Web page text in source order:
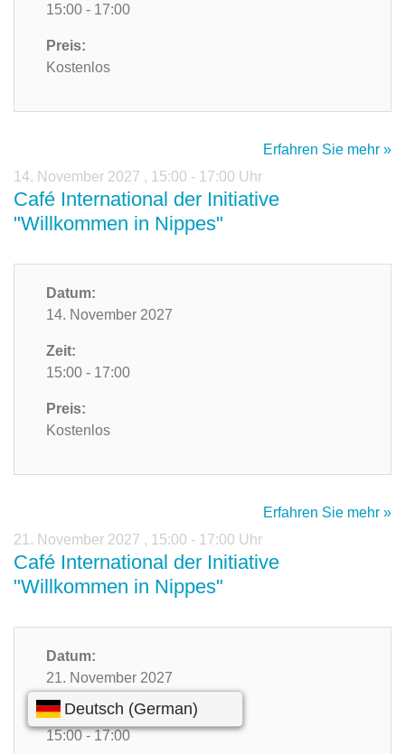
15:00 - 17:00
Preis:
Kostenlos
Erfahren Sie mehr »
14. November 2027 , 15:00 - 17:00 Uhr
Café International der Initiative
"Willkommen in Nippes"
Datum:
14. November 2027
Zeit:
15:00 - 17:00
Preis:
Kostenlos
Erfahren Sie mehr »
21. November 2027 , 15:00 - 17:00 Uhr
Café International der Initiative
"Willkommen in Nippes"
Datum:
21. November 2027
Zeit:
15:00 - 17:00